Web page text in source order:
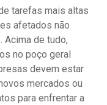
tarefas mais altas
afetados não
Acima de tudo,
no poço geral
devem estar
mercados ou
para enfrentar a